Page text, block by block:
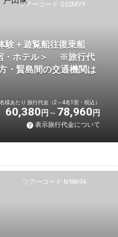
ツアーコード Q02MYY
験＋遊覧船往復乗船
・ホテル＞ ※旅行代
・賢島間の交通機関は
様あたり 旅行代金（2～4名1室・税込）
60,380 円 78,960 円
表示旅行代金について
ツアーコード N98694